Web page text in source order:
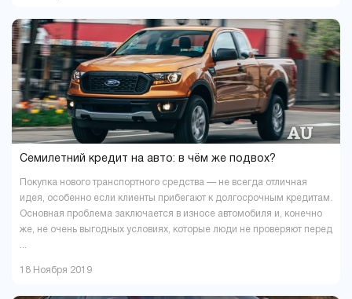
Семилетний кредит на авто: в чём же подвох?
Покупка нового транспортного средства — не всегда отличная
идея, особенно если клиенты прибегают к долгосрочным кредитам.
Основная проблема заключается в износе автомобиля и, конечно
же, не очень выгодных условиях, которые люди не проверяют перед
18 Ноября 2019